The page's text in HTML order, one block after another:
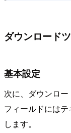
ダウンロード
基本設定
次に、ダウンロ
フィールドには
します。